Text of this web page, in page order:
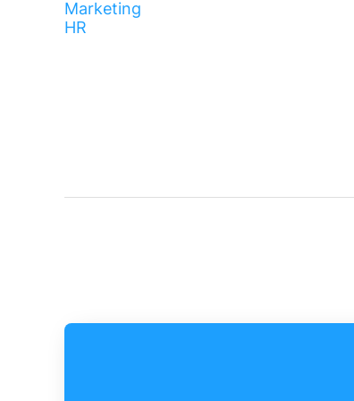
Marketing
HR